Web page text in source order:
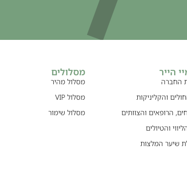
הייר
החברה
והקליניקות
הרופאים והצוותים
והטיולים
שיער המלצות
מסלולים
מסלול מהיר
מסלול VIP
מסלול שימור